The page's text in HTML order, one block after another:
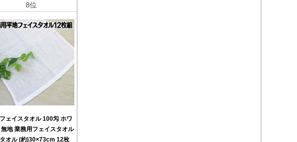
8位
ェイスタオル 100匁 ホワ
無地 業務用フェイスタオル
オル (約)30×73cm 12枚